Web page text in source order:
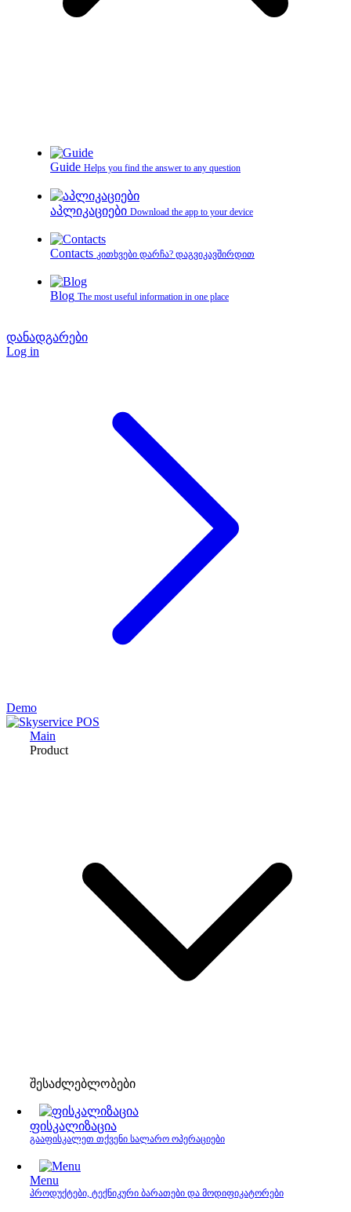
Guide Helps you find the answer to any question
აპლიკაციები Download the app to your device
Contacts კითხვები დარჩა? დაგვიკავშირდით
Blog The most useful information in one place
დანადგარები
Log in
Demo
Main
Product
შესაძლებლობები
ფისკალიზაცია
გააფისკალეთ თქვენი სალარო ოპერაციები
Menu
პროდუქტები, ტექნიკური ბარათები და მოდიფიკატორები